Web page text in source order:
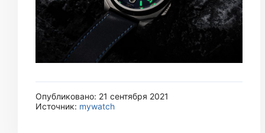
Опубликовано: 21 сентября 2021
Источник: mywatch